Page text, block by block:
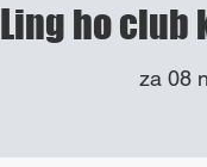
Ling ho club
za 08